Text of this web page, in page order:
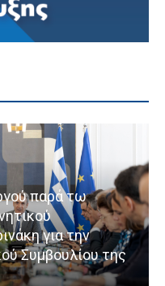
παρά τω
για την
Συμβουλίου της